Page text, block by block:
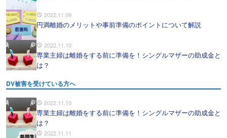
2022.11.09
円満離婚のメリットや事前準備のポイントについて解説
2022.11.10
専業主婦は離婚をする前に準備を！シングルマザーの助成金と
は？
DV被害を受けている方へ
2022.11.10
専業主婦は離婚をする前に準備を！シングルマザーの助成金と
は？
2022.11.11